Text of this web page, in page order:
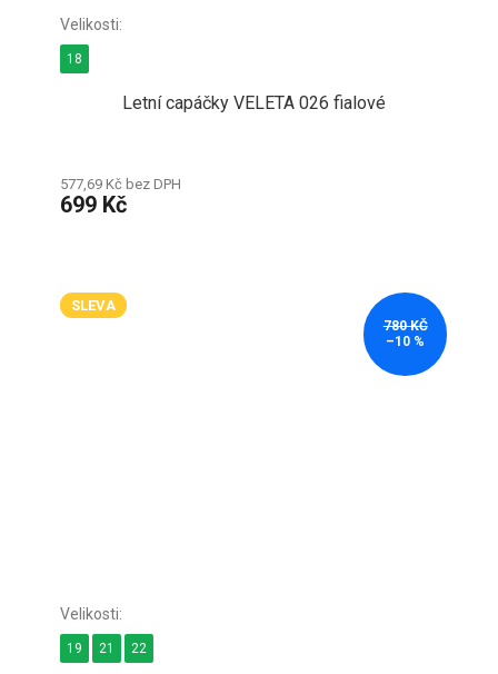
Letní capáčky VELETA 026 fialové
577,69 Kč bez DPH
699 Kč
18
SLEVA
780 KČ
–10 %
19 21 22